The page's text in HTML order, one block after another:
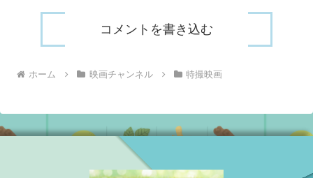
コメントを書き込む
ホーム 映画チャンネル 特撮映画